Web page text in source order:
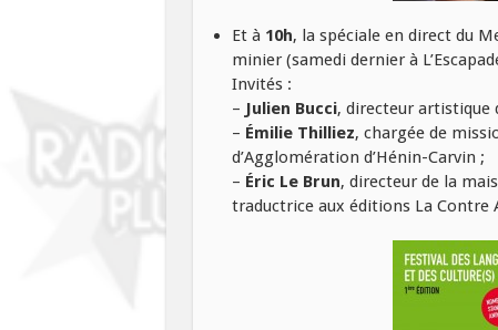
Et à 10h, la spéciale en direct du
minier (samedi dernier à
Invités :
– Julien Bucci, directeur artistique
– Émilie Thilliez, chargée de
d’Agglomération d’Hénin-Carvin ;
– Éric Le Brun, directeur de la
traductrice aux éditions La Contre